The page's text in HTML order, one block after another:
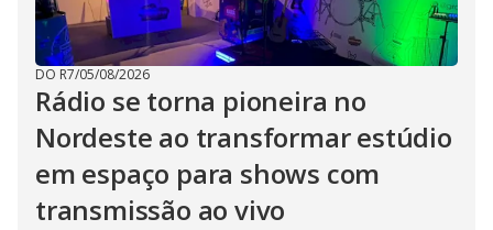
DO R7/05/08/2026
Rádio se torna pioneira no
Nordeste ao transformar estúdio
em espaço para shows com
transmissão ao vivo